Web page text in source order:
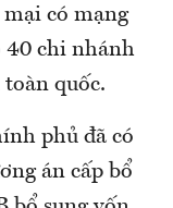
có mạng
40 chi nhánh
quốc.
phủ đã có
án cấp bổ